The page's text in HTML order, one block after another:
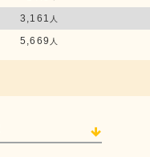
3,161 人
5,669 人